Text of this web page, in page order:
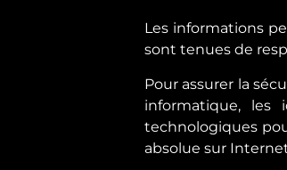
Les informations
sont tenues de
Pour assurer la
informatique, les
technologiques
absolue sur